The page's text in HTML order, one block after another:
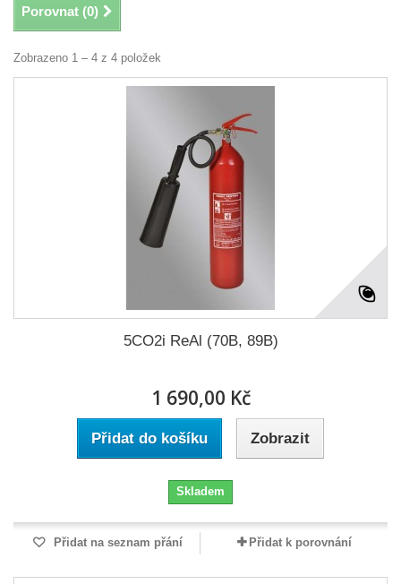
Porovnat (0)
Zobrazeno 1 – 4 z 4 položek
5CO2i ReAl (70B, 89B)
1 690,00 Kč
Přidat do košíku Zobrazit
Skladem
Přidat na seznam přání Přidat k porovnání